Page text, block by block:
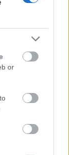
or
denne
som
og henter
fra ulike
og det jeg
for å hente